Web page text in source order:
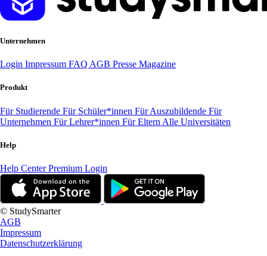
Unternehmen
Login Impressum FAQ AGB Presse Magazine
Produkt
Für Studierende Für Schüler*innen Für Auszubildende Für
Unternehmen Für Lehrer*innen Für Eltern Alle Universitäten
Help
Help CenterPremium Login
© StudySmarter
AGB
Impressum
Datenschutzerklärung